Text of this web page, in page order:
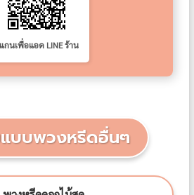
กนเพื่อแอด LINE ร้าน
บบพวงหรีดอื่นๆ